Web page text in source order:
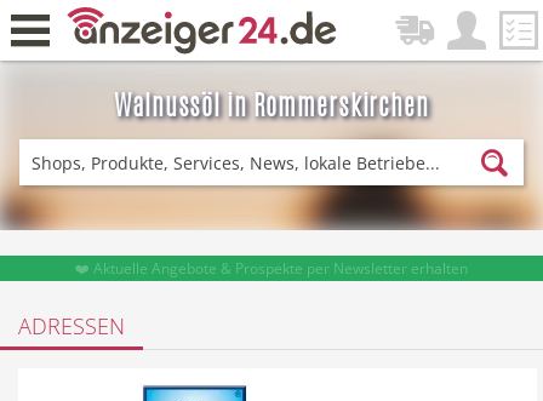
Walnussöl in Rommerskirchen
Zurück
Fitness & Sport Einkaufen
DE-News News
❤️ Aktuelle Angebote & Prospekte per Newsletter erhalten
ADRESSEN